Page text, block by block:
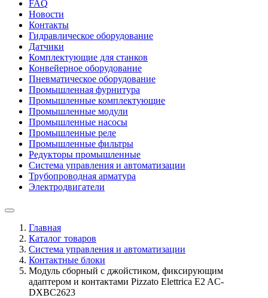
FAQ
Новости
Контакты
Гидравлическое оборудование
Датчики
Комплектующие для станков
Конвейерное оборудование
Пневматическое оборудование
Промышленная фурнитура
Промышленные комплектующие
Промышленные модули
Промышленные насосы
Промышленные реле
Промышленные фильтры
Редукторы промышленные
Система управления и автоматизации
Трубопроводная арматура
Электродвигатели
Главная
Каталог товаров
Система управления и автоматизации
Контактные блоки
Модуль сборный с джойстиком, фиксирующим
адаптером и контактами Pizzato Elettrica E2 AC-
DXBC2623